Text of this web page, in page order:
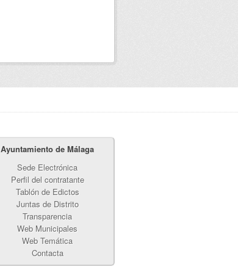
Ayuntamiento de Málaga
Sede Electrónica
Perfil del contratante
Tablón de Edictos
Juntas de Distrito
Transparencia
Web Municipales
Web Temática
Contacta